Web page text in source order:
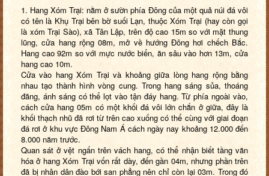
1. Hang Xóm Trại: nằm ở sườn phía Đông của một quả núi đá vôi
có tên là Khụ Trại bên bờ suối Lạn, thuộc Xóm Trại (hay còn gọi
là xóm Trại Sào), xã Tân Lập, trên độ cao 15m so với mặt thung
lũng, cửa hang rộng 08m, mở về hướng Đông hơi chếch Bắc.
Hang cao 92m so với mực nước biển, ăn sâu vào hơn 13m, cửa
hang cao 10m.
Cửa vào hang Xóm Trạivà khoảng giữa lòng hang rộng bằng
nhau tạo thành hình vòng cung. Trong hang sáng sủa, thoáng
đãng, ánh sáng có thể lọt vào tận đáy hang.Từ phía ngoài vào,
cách cửa hang 05m có một khối đá vôi lớn chắn ở giữa, đây là
khối thạch nhũ đã rơi từ trên cao xuống có thể cùng với giai đoạn
đá rơi ở khu vực Đông Nam Á cách ngày nay khoảng 12.000 đến
8.000 năm trước.
Quan sát ở vệt ngấn trên vách hang, có thể nhận biết tầng văn
hóa ở hang Xóm Trại vốn rất dày, đến gần 04m, nhưng phần trên
đã bị nhân dân đào bới san phẳng nên chỉ còn lại 03m. Trong đó